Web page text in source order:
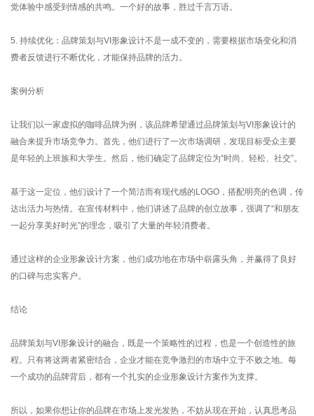
觉体验中感受到情感的共鸣。一个好的故事，胜过千言万语。
5. 持续优化：品牌策划与VI形象设计不是一成不变的，需要根据市场变化和消
费者反馈进行不断优化，才能保持品牌的活力。
案例分析
让我们以一家虚拟的咖啡品牌为例，该品牌希望通过品牌策划与VI形象设计的
融合来提升市场竞争力。首先，他们进行了一次市场调研，发现目标受众主要
是年轻的上班族和大学生。然后，他们确定了品牌定位为“时尚、轻松、社交”。
基于这一定位，他们设计了一个简洁而有现代感的LOGO，搭配明亮的色调，传
达出活力与热情。在宣传材料中，他们讲述了品牌的创立故事，强调了“和朋友
一起分享美好时光”的理念，吸引了大量的年轻消费者。
通过这样的企业形象设计方案，他们成功地在市场中崭露头角，并赢得了良好
的口碑与忠实客户。
结论
品牌策划与VI形象设计的融合，既是一个策略性的过程，也是一个创造性的旅
程。只有将这两者紧密结合，企业才能在竞争激烈的市场中立于不败之地。每
一个成功的品牌背后，都有一个扎实的企业形象设计方案作为支撑。
所以，如果你想让你的品牌在市场上发光发热，不妨从现在开始，认真思考品